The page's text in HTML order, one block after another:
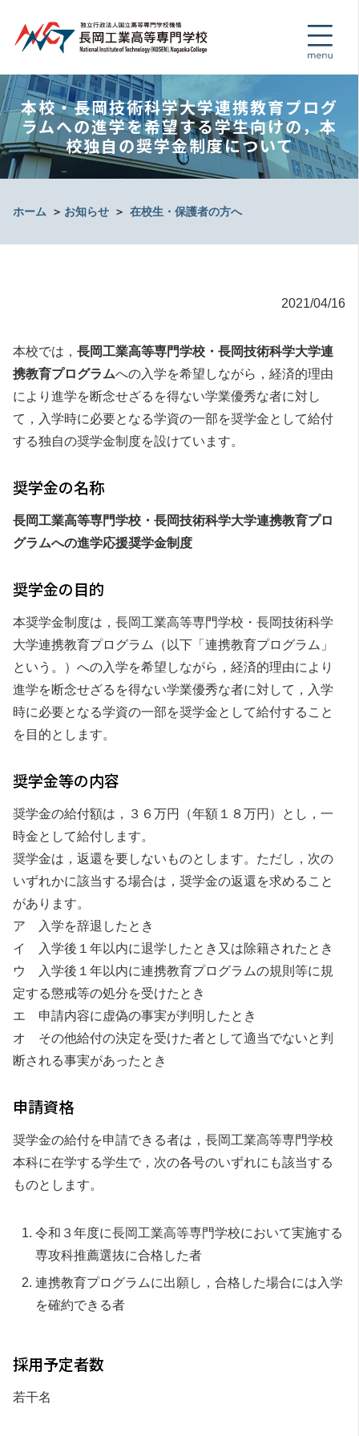
本校・長岡技術科学大学連携教育プログ
ラムへの進学を希望する学生向けの，本
校独自の奨学金制度について
ホーム ＞ お知らせ ＞ 在校生・保護者の方へ
2021/04/16
本校では， 長岡工業高等専門学校・長岡技術科学大学連
携教育プログラムへの入学を希望しながら，経済的理由
により進学を断念せざるを得ない学業優秀な者に対し
て，入学時に必要となる学資の一部を奨学金として給付
する独自の奨学金制度を設けています。
奨学金の名称
長岡工業高等専門学校・長岡技術科学大学連携教育プロ
グラムへの進学応援奨学金制度
奨学金の目的
本奨学金制度は，長岡工業高等専門学校・長岡技術科学
大学連携教育プログラム（以下「連携教育プログラム」
という。）への入学を希望しながら，経済的理由により
進学を断念せざるを得ない学業優秀な者に対して，入学
時に必要となる学資の一部を奨学金として給付すること
を目的とします。
奨学金等の内容
奨学金の給付額は，３６万円（年額１８万円）とし，一
時金として給付します。
奨学金は，返還を要しないものとします。ただし，次の
いずれかに該当する場合は，奨学金の返還を求めること
があります。
ア 入学を辞退したとき
イ 入学後１年以内に退学したとき又は除籍されたとき
ウ 入学後１年以内に連携教育プログラムの規則等に規
定する懲戒等の処分を受けたとき
エ 申請内容に虚偽の事実が判明したとき
オ その他給付の決定を受けた者として適当でないと判
断される事実があったとき
申請資格
奨学金の給付を申請できる者は，長岡工業高等専門学校
本科に在学する学生で，次の各号のいずれにも該当する
ものとします。
令和３年度に長岡工業高等専門学校において実施する
専攻科推薦選抜に合格した者
連携教育プログラムに出願し，合格した場合には入学
を確約できる者
採用予定者数
若干名